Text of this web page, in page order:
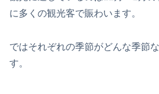
に多くの観光客で賑わいます。
ではそれぞれの季節がどんな季節
す。